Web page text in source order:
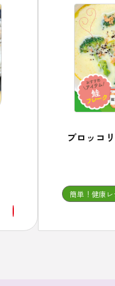
ブロッコ
簡単！健康レ